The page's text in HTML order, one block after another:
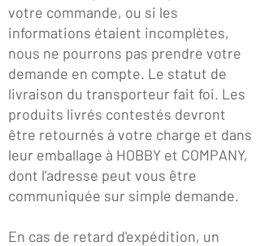
votre commande, ou si les
informations étaient incomplètes,
nous ne pourrons pas prendre votre
demande en compte. Le statut de
livraison du transporteur fait foi. Les
produits livrés contestés devront
être retournés à votre charge et dans
leur emballage à HOBBY et COMPANY,
dont l’adresse peut vous être
communiquée sur simple demande.
En cas de retard d'expédition, un